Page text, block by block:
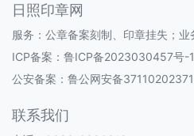
日照印章网
服务：公章备案刻制、印章挂失；业
ICP备案： 鲁ICP备2023030457号-1
公安备案： 鲁公网安备
联系我们